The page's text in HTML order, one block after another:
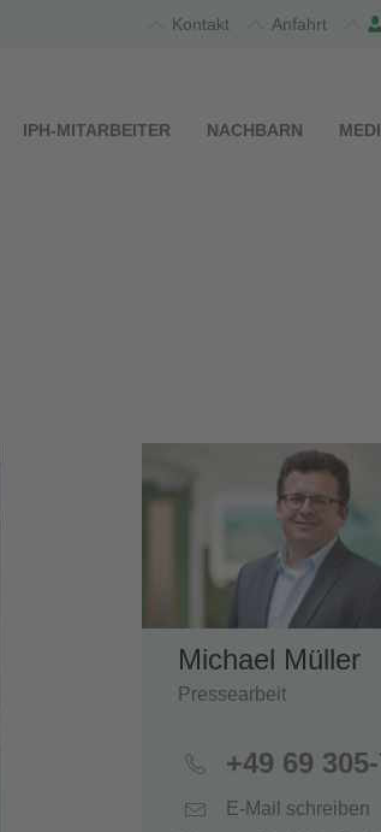
Kontakt Anfahrt
IPH-MITARBEITER NACHBARN
Michael Müller
Pressearbeit
+49 69
E-Mail schreiben